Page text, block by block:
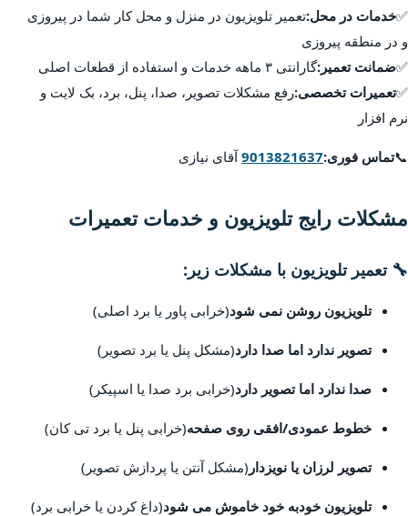
✅خدمات در محل:تعمیر تلویزیون در منزل و محل کار شما در پیروزی
و در منطقه پیروزی
✅ضمانت تعمیر:گارانتی ۳ ماهه خدمات و استفاده از قطعات اصلی
✅تعمیرات تخصصی:رفع مشکلات تصویر، صدا، پنل، برد، بک لایت و
نرم افزار
📞تماس فوری:9013821637آقای نیازی
مشکلات رایج تلویزیون و خدمات تعمیرات
🔧 تعمیر تلویزیون با مشکلات زیر:
تلویزیون روشن نمی شود(خرابی پاور یا برد اصلی)
تصویر ندارد اما صدا دارد(مشکل پنل یا برد تصویر)
صدا ندارد اما تصویر دارد(خرابی برد صدا یا اسپیکر)
خطوط عمودی/افقی روی صفحه(خرابی پنل یا برد تی کان)
تصویر لرزان یا نویزدار (مشکل آنتن یا پردازش تصویر)
تلویزیون خودبه خود خاموش می شود(داغ کردن یا خرابی برد)